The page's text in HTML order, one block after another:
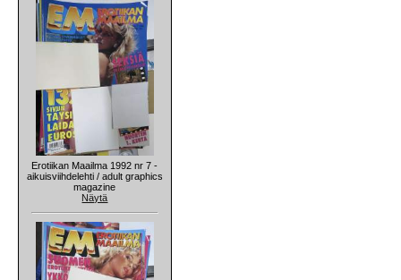
Erotiikan Maailma 1992 nr 7 -
aikuisviihdelehti / adult graphics
magazine
Näytä